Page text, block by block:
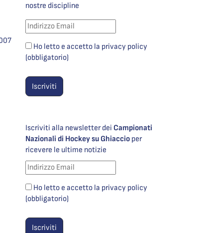
nostre discipline
Ho letto e accetto la privacy policy
(obbligatorio)
Iscriviti alla newsletter dei Campionati
Nazionali di Hockey su Ghiaccio per
ricevere le ultime notizie
Ho letto e accetto la privacy policy
(obbligatorio)